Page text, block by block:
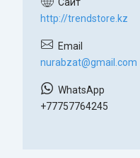
http://trendstore.kz
nurabzat@gmail.com
+77757764245